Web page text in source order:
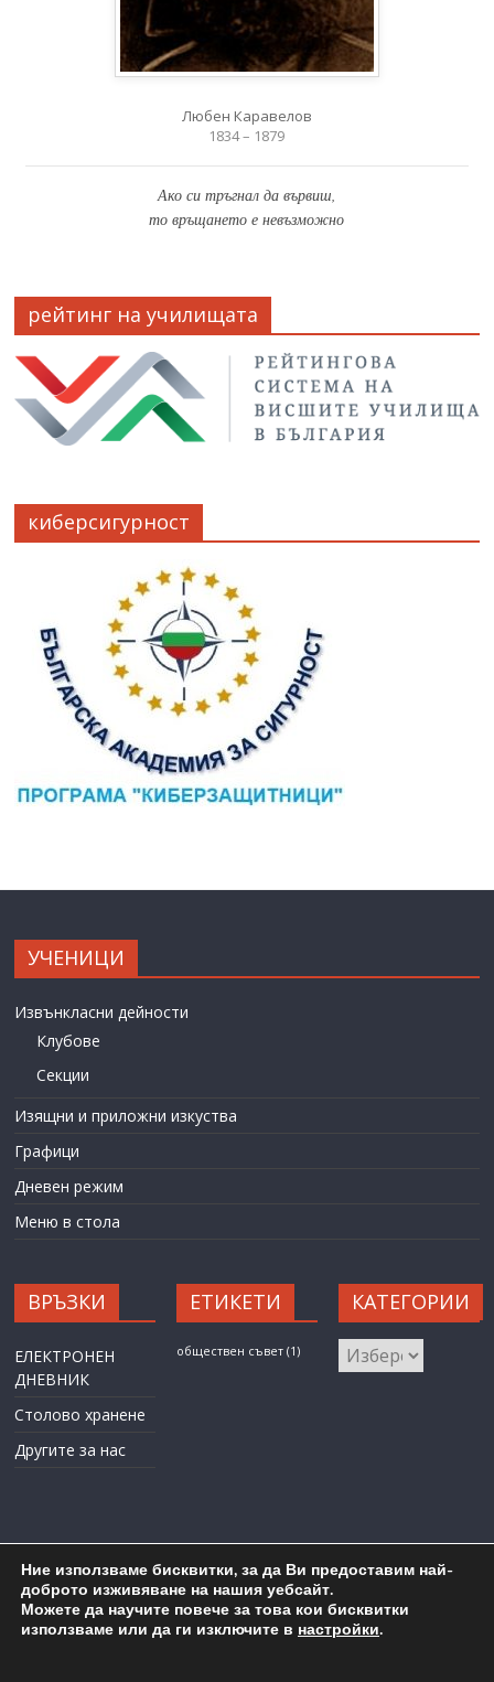
Любен Каравелов
1834 – 1879
Ако си тръгнал да вървиш,
то връщането е невъзможно
рейтинг на училищата
киберсигурност
УЧЕНИЦИ
Извънкласни дейности
Клубове
Секции
Изящни и приложни изкуства
Графици
Дневен режим
Меню в стола
ВРЪЗКИ
ЕЛЕКТРОНЕН
ДНЕВНИК
Столово хранене
Другите за нас
ЕТИКЕТИ
обществен съвет (1)
КАТЕГОРИИ
КАТЕГОРИИ
Карта на сайта Административен достъп
Copyright © 2026 ОУ "Любен Каравелов" гр. Бургас
Ние използваме бисквитки, за да Ви предоставим най-
доброто изживяване на нашия уебсайт.
Можете да научите повече за това кои бисквитки
използваме или да ги изключите в настройки.